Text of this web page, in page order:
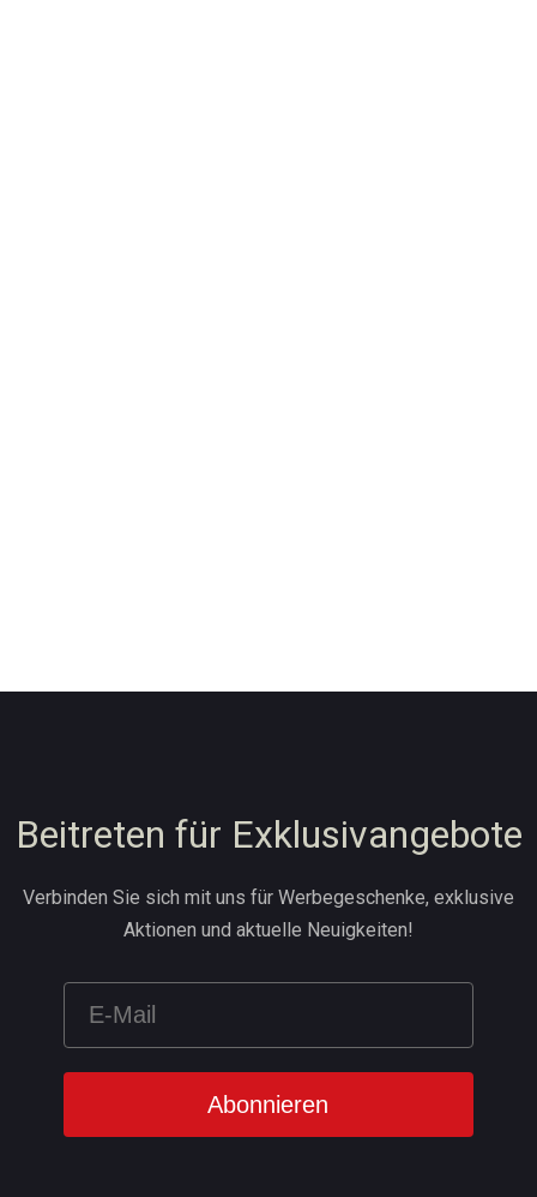
Beitreten für Exklusivangebote
Verbinden Sie sich mit uns für Werbegeschenke, exklusive
Aktionen und aktuelle Neuigkeiten!